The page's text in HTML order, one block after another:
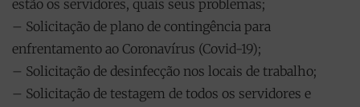
estão os servidores, quais seus problemas;
– Solicitação de plano de contingência para
enfrentamento ao Coronavírus (Covid-19);
– Solicitação de desinfecção nos locais de trabalho;
– Solicitação de testagem de todos os servidores e